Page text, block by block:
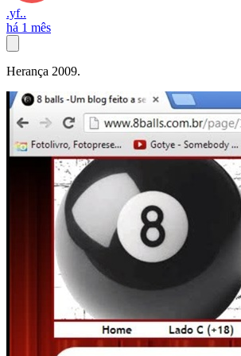
.yf..
há 1 mês
Herança 2009.